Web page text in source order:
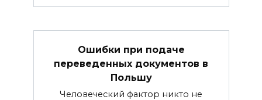
Ошибки при подаче
переведенных документов в
Польшу
Человеческий фактор никто не